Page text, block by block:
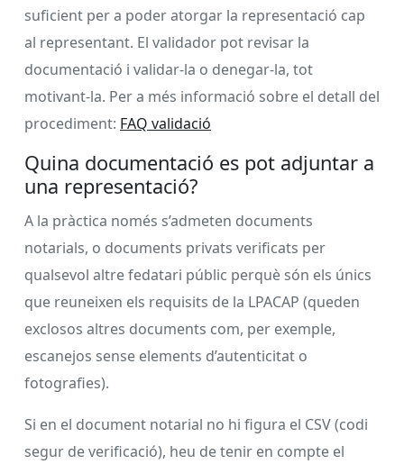
suficient per a poder atorgar la representació cap
al representant. El validador pot revisar la
documentació i validar-la o denegar-la, tot
motivant-la. Per a més informació sobre el detall del
procediment: FAQ validació
Quina documentació es pot adjuntar a
una representació?
A la pràctica només s’admeten documents
notarials, o documents privats verificats per
qualsevol altre fedatari públic perquè són els únics
que reuneixen els requisits de la LPACAP (queden
exclosos altres documents com, per exemple,
escanejos sense elements d’autenticitat o
fotografies).
Si en el document notarial no hi figura el CSV (codi
segur de verificació), heu de tenir en compte el